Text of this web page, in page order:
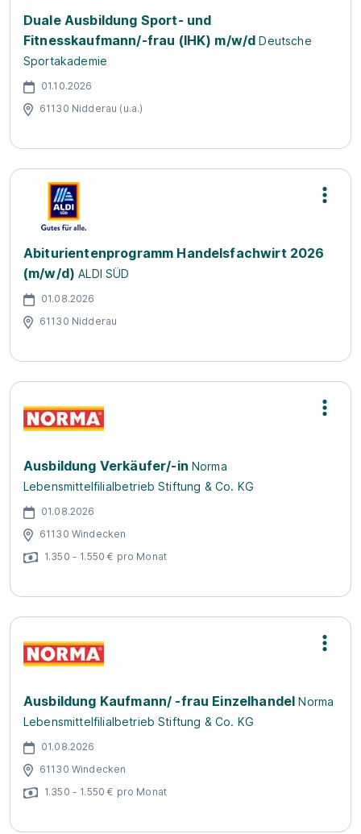
Duale Ausbildung Sport- und
Fitnesskaufmann/-frau (IHK) m/w/d Deutsche
Sportakademie
01.10.2026
61130 Nidderau (u.a.)
Abiturientenprogramm Handelsfachwirt 2026
(m/w/d) ALDI SÜD
01.08.2026
61130 Nidderau
Ausbildung Verkäufer/-in Norma
Lebensmittelfilialbetrieb Stiftung & Co. KG
01.08.2026
61130 Windecken
1.350 - 1.550 € pro Monat
Ausbildung Kaufmann/ -frau Einzelhandel Norma
Lebensmittelfilialbetrieb Stiftung & Co. KG
01.08.2026
61130 Windecken
1.350 - 1.550 € pro Monat